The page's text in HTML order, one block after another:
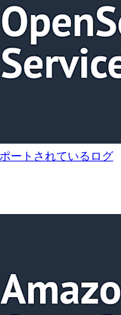
ートされているログ